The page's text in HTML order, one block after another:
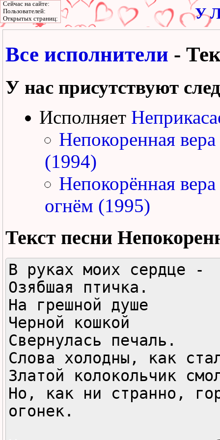
У
Все исполнители -
У нас присутствуют
Исполняет
Непокоренная вера
(1994)
Непокорённая вера
огнём (1995)
Текст песни
В руках моих сердце -
Озябшая птичка.
На грешной душе
Черной кошкой
Свернулась печаль.
Слова холодны, как
Златой колокольчик
Но, как ни странно,
огонек.
Сейчас на сайте:
Пользователей:
Открытых страниц: